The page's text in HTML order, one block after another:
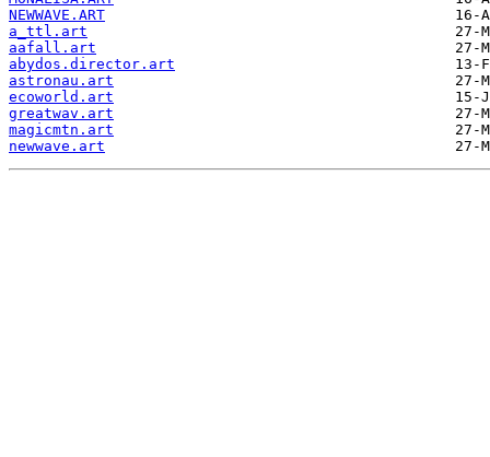
NEWWAVE.ART
a_ttl.art
aafall.art
abydos.director.art
astronau.art
ecoworld.art
greatwav.art
magicmtn.art
newwave.art